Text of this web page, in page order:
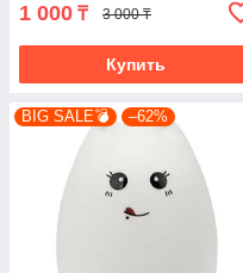
1 000 ₸ 3 000 ₸
Купить
BIG SALE💣 –62%